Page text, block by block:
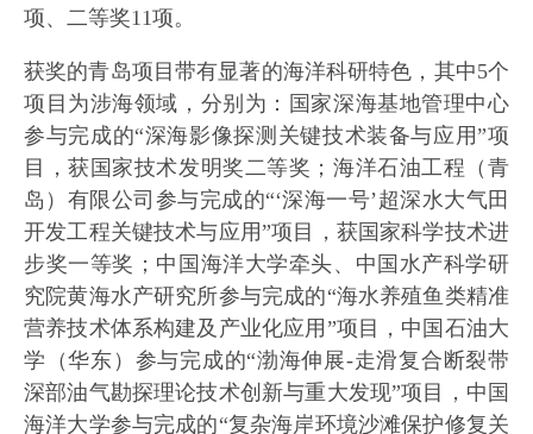
项、二等奖11项。
获奖的青岛项目带有显著的海洋科研特色，其中5个
项目为涉海领域，分别为：国家深海基地管理中心
参与完成的“深海影像探测关键技术装备与应用”项
目，获国家技术发明奖二等奖；海洋石油工程（青
岛）有限公司参与完成的“‘深海一号’超深水大气田
开发工程关键技术与应用”项目，获国家科学技术进
步奖一等奖；中国海洋大学牵头、中国水产科学研
究院黄海水产研究所参与完成的“海水养殖鱼类精准
营养技术体系构建及产业化应用”项目，中国石油大
学（华东）参与完成的“渤海伸展-走滑复合断裂带
深部油气勘探理论技术创新与重大发现”项目，中国
海洋大学参与完成的“复杂海岸环境沙滩保护修复关